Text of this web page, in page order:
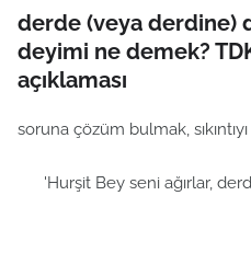
derde (veya derdine)
deyimi ne demek?
açıklaması
soruna çözüm bulmak,
'Hurşit Bey seni ağırlar,